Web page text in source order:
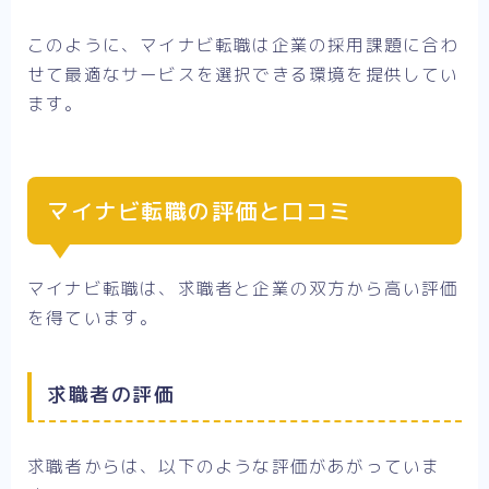
このように、マイナビ転職は企業の採用課題に合わ
せて最適なサービスを選択できる環境を提供してい
ます。
マイナビ転職の評価と口コミ
マイナビ転職は、求職者と企業の双方から高い評価
を得ています。
求職者の評価
求職者からは、以下のような評価があがっていま